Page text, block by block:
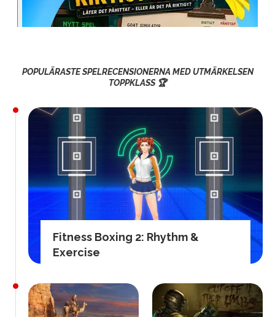
POPULÄRASTE SPELRECENSIONERNA MED UTMÄRKELSEN
TOPPKLASS 🏆
Fitness Boxing 2: Rhythm &
Exercise